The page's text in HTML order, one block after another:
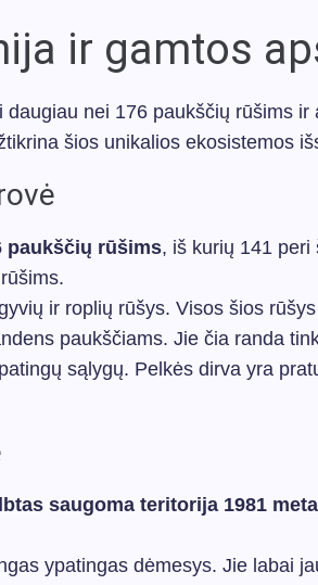
ir gamtos
nei 176 paukščių rūšims
šios unikalios ekosistemos
paukščių rūšims, iš kurių 141 peri
ir roplių rūšys. Visos šios
paukščiams. Jie čia randa
sąlygų. Pelkės dirva yra
saugoma teritorija 1981
ypatingas dėmesys. Jie labai